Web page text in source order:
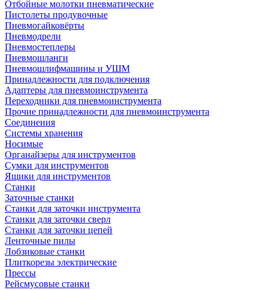
Отбойные молотки пневматические
Пистолеты продувочные
Пневмогайковёрты
Пневмодрели
Пневмостеплеры
Пневмошланги
Пневмошлифмашины и УШМ
Принадлежности для подключения
Адаптеры для пневмоинструмента
Переходники для пневмоинструмента
Прочие принадлежности для пневмоинструмента
Соединения
Системы хранения
Носимые
Органайзеры для инструментов
Сумки для инструментов
Ящики для инструментов
Станки
Заточные станки
Станки для заточки инструмента
Станки для заточки сверл
Станки для заточки цепей
Ленточные пилы
Лобзиковые станки
Плиткорезы электрические
Прессы
Рейсмусовые станки